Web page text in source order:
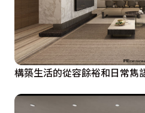
構築生活的從容餘裕和日常